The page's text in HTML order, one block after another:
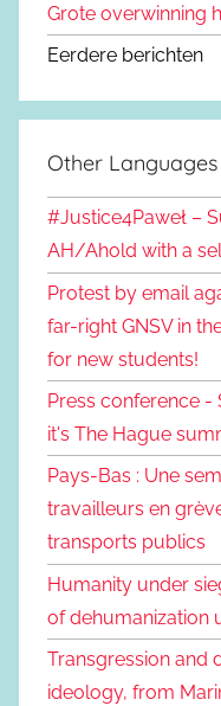
Grote overwinning
Eerdere berichten
Other Languages
#Justice4Paweł –
AH/Ahold with a
Protest by email
far-right GNSV in
for new students!
Press conference -
it's The Hague
Pays-Bas : Une
travailleurs en
transports publics
Humanity under
of dehumanization
Transgression and
ideology, from